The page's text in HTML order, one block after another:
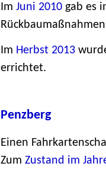
Im Juni 2010gab es
Im Herbst 2013
errichtet.
Penzberg
Einen
Zum Zustand im